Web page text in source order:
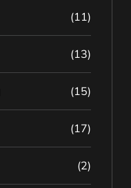
(11)
(13)
(15)
(17)
(2)